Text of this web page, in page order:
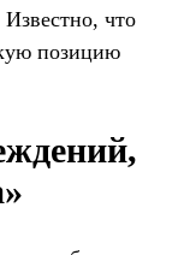
Известно, что
позицию